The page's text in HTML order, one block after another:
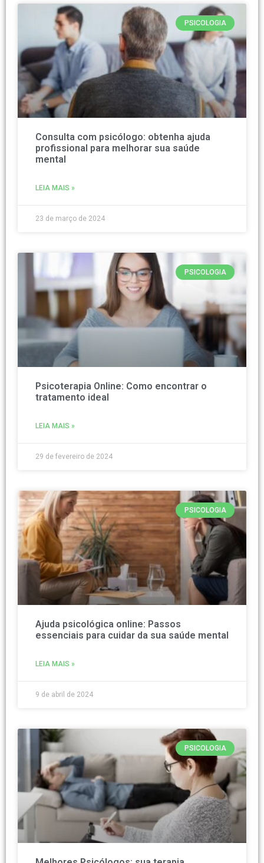
PSICOLOGIA
Consulta com psicólogo: obtenha ajuda
profissional para melhorar sua saúde
mental
LEIA MAIS »
23 de março de 2024
PSICOLOGIA
Psicoterapia Online: Como encontrar o
tratamento ideal
LEIA MAIS »
29 de fevereiro de 2024
PSICOLOGIA
Ajuda psicológica online: Passos
essenciais para cuidar da sua saúde mental
LEIA MAIS »
9 de abril de 2024
PSICOLOGIA